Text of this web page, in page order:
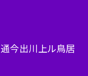
今出川上ル鳥居